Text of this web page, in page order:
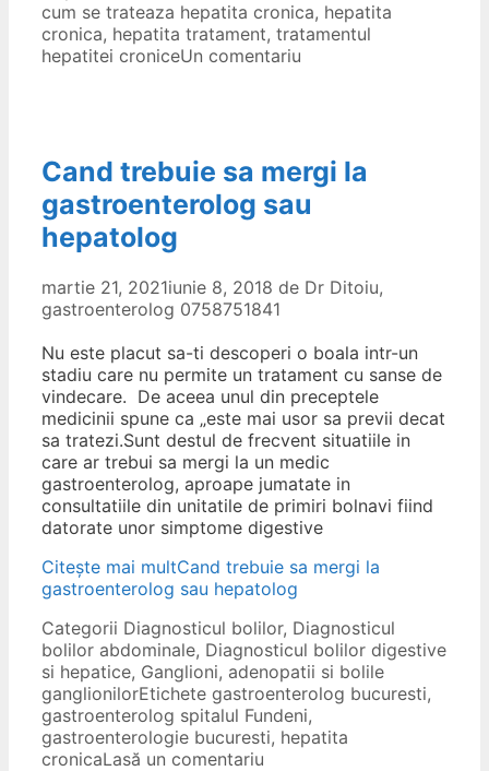
cum se trateaza hepatita cronica, hepatita
cronica, hepatita tratament, tratamentul
hepatitei croniceUn comentariu
Cand trebuie sa mergi la
gastroenterolog sau
hepatolog
martie 21, 2021iunie 8, 2018 de Dr Ditoiu,
gastroenterolog 0758751841
Nu este placut sa-ti descoperi o boala intr-un
stadiu care nu permite un tratament cu sanse de
vindecare. De aceea unul din preceptele
medicinii spune ca „este mai usor sa previi decat
sa tratezi.Sunt destul de frecvent situatiile in
care ar trebui sa mergi la un medic
gastroenterolog, aproape jumatate in
consultatiile din unitatile de primiri bolnavi fiind
datorate unor simptome digestive
Citește mai multCand trebuie sa mergi la
gastroenterolog sau hepatolog
Categorii Diagnosticul bolilor, Diagnosticul
bolilor abdominale, Diagnosticul bolilor digestive
si hepatice, Ganglioni, adenopatii si bolile
ganglionilorEtichete gastroenterolog bucuresti,
gastroenterolog spitalul Fundeni,
gastroenterologie bucuresti, hepatita
cronicaLasă un comentariu